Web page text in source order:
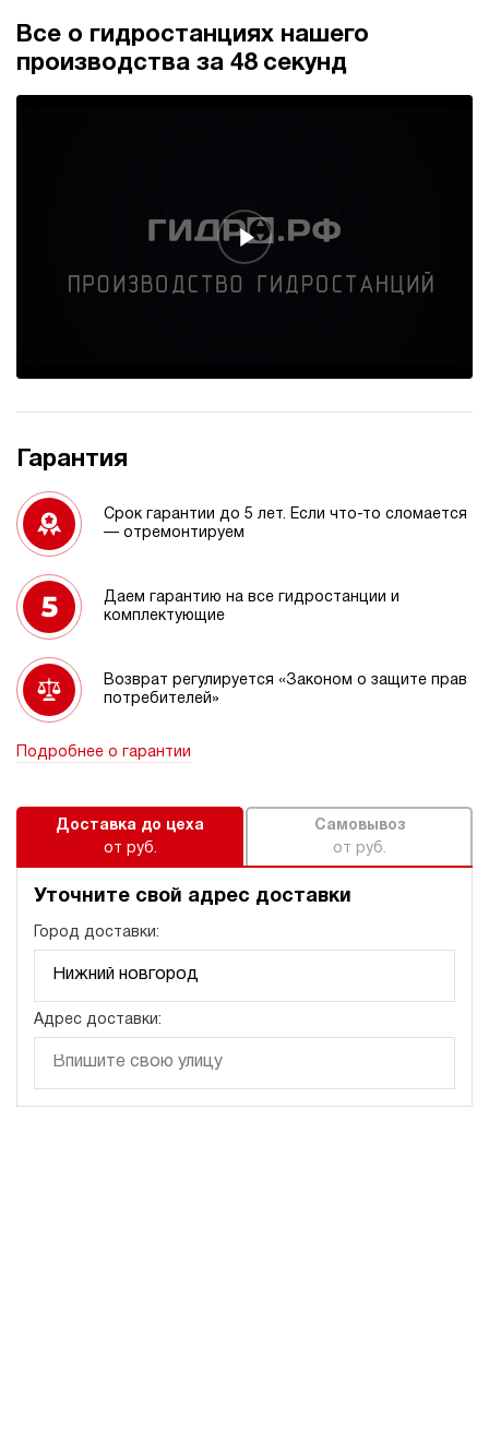
Все о гидростанциях нашего
производства за 48 секунд
Гарантия
Срок гарантии до 5 лет. Если что-то сломается
— отремонтируем
Даем гарантию на все гидростанции и
комплектующие
Возврат регулируется «Законом о защите прав
потребителей»
Подробнее о гарантии
Доставка до цеха
от руб.
Самовывоз
от руб.
Уточните свой адрес доставки
Город доставки:
Адрес доставки: